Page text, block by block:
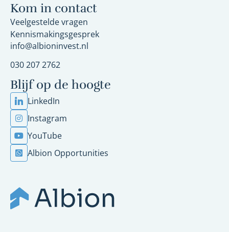
Kom in contact
Veelgestelde vragen
Kennismakingsgesprek
info@albioninvest.nl
030 207 2762
Blijf op de hoogte
LinkedIn
Instagram
YouTube
Albion Opportunities